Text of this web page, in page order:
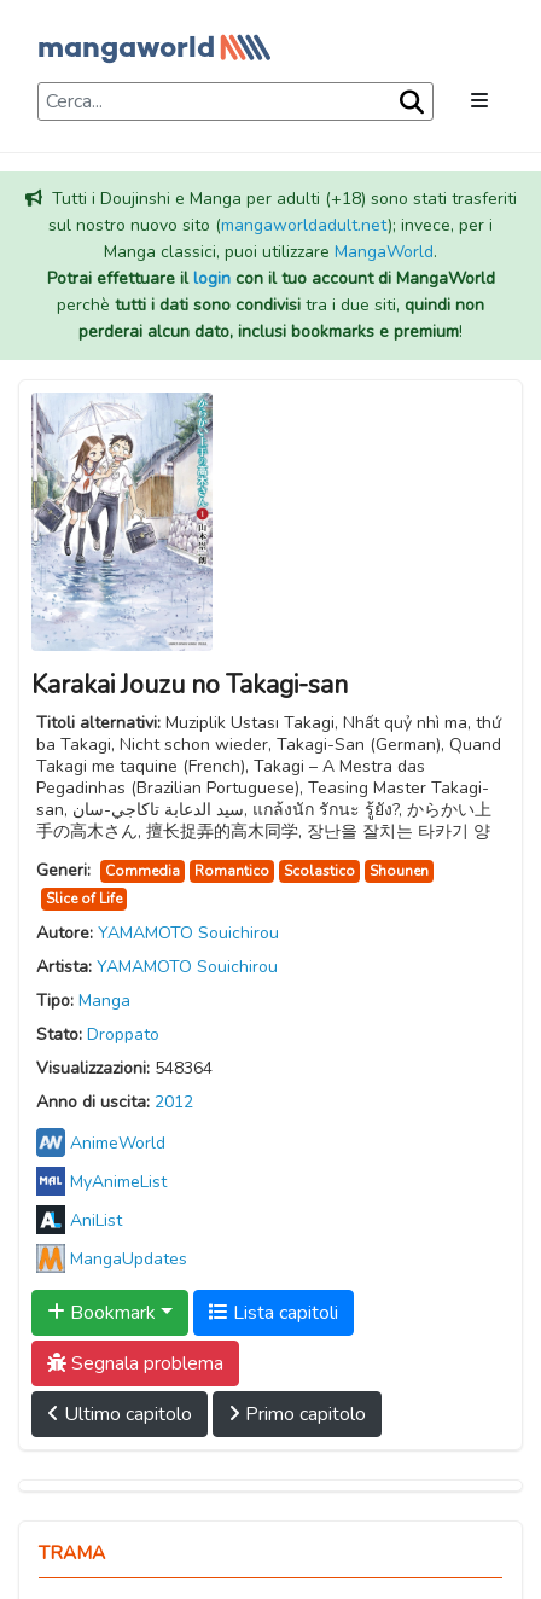
Tutti i Doujinshi e Manga per adulti (+18) sono stati trasferiti
sul nostro nuovo sito (mangaworldadult.net); invece, per i
Manga classici, puoi utilizzare MangaWorld.
Potrai effettuare illogincon il tuo account di MangaWorld
perchè tutti i dati sono condivisi tra i due siti, quindi non
perderai alcun dato, inclusi bookmarks e premium!
Karakai Jouzu no Takagi-san
Titoli alternativi: Muziplik Ustası Takagi, Nhất quỷ nhì ma, thứ
ba Takagi, Nicht schon wieder, Takagi-San (German), Quand
Takagi me taquine (French), Takagi – A Mestra das
Pegadinhas (Brazilian Portuguese), Teasing Master Takagi-
san, سيد الدعابة تاكاجي-سان, แกล้งนัก รักนะ รู้ยัง?, からかい上
手の高木さん, 擅长捉弄的高木同学, 장난을 잘치는 타카기 양
Generi:
Commedia Romantico Scolastico
Shounen
Slice of Life
Autore: YAMAMOTO Souichirou
Artista: YAMAMOTO Souichirou
Tipo: Manga
Stato: Droppato
Visualizzazioni: 548364
Anno di uscita: 2012
AnimeWorld
MyAnimeList
AniList
MangaUpdates
Bookmark
Lista capitoli
Segnala problema
Ultimo capitolo
Primo capitolo
TRAMA